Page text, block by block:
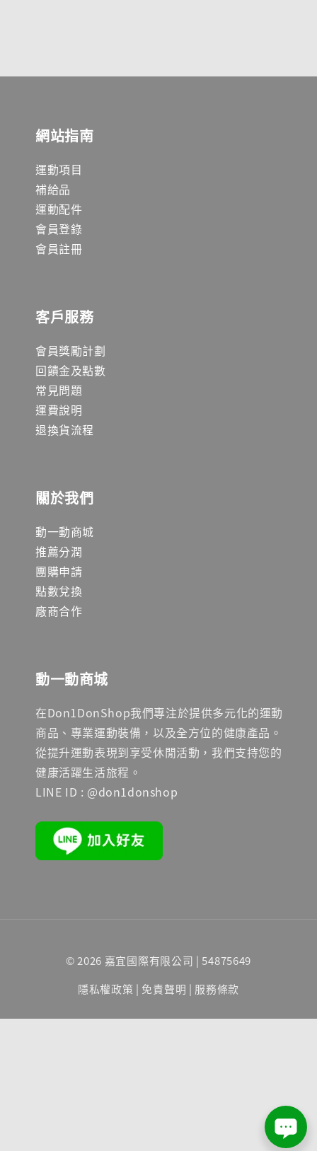
網站指南
運動項目
補給品
運動配件
會員登錄
會員註冊
客戶服務
會員獎勵計劃
回饋金及點數
常見問題
運費說明
退換貨流程
關於我們
動一動商城
推薦分潤
團購申請
點數兌換
廠商合作
動一動商城
在Don1DonShop我們專注於提供多元化的運動
商品、專業運動裝備，以及全方位的健康產品。
從提升運動表現到享受休閒活動，我們支持您的
健康活躍生活旅程。
LINE ID : @don1donshop
© 2026 嘉宜國際有限公司 | 54875649
隱私權政策 | 免責聲明 | 服務條款